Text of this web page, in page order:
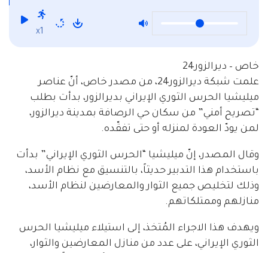
x1
خاص – ديرالزور24
علمت شبكة ديرالزور24، من مصدر خاص، أنّ عناصر
ميليشيا الحرس الثوري الإيراني بديرالزور، بدأت بطلب
“تصريح أمني” من سكان حي الرصافة بمدينة ديرالزور،
لمن يودّ العودة لمنزله أو حتى تفقّده.
وقال المصدر، إنّ ميليشيا “الحرس الثوري الإيراني” بدأت
باستخدام هذا التدبير حديثاً، بالتنسيق مع نظام الأسد،
وذلك لتخليص جميع الثوار والمعارضين لنظام الأسد،
منازلهم وممتلكاتهم.
ويهدف هذا الاجراء المُتخذ، إلى استيلاء ميليشيا الحرس
الثوري الإيراني، على عدد من منازل المعارضين والثوار،